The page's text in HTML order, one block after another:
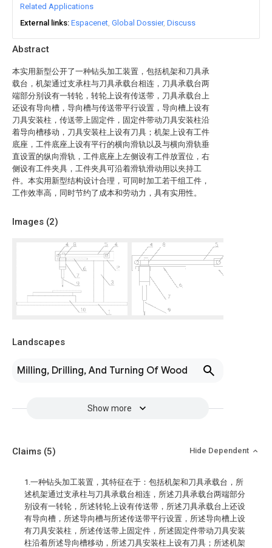
Abstract
本实用新型公开了一种钻头加工装置，包括机架和刀具承
载台，机架通过支承柱与刀具承载台相连，刀具承载台两
端部分别设有一转轮，转轮上设有传送带，刀具承载台上
还设有导向槽，导向槽与传送带平行设置，导向槽上设有
刀具安装柱，传送带上固定件，固定件带动刀具安装柱沿
着导向槽移动，刀具安装柱上设有刀具；机架上设有工件
底座，工件底座上设有平行的横向滑轨以及与横向滑轨垂
直设置的纵向滑轨，工件底座上左侧设有工件放置位，右
侧设有工件夹具，工件夹具可沿着滑轨滑动用以夹持工
件。本实用新型结构设计合理，可同时加工若干组工件，
工作效率高，同时节约了成本和劳动力，具有实用性。
Images (2)
Landscapes
Milling, Drilling, And Turning Of Wood
Show more
Related Applications
External links Espacenet Global Dossier Discuss
Claims (5) Hide Dependent
1.一种钻头加工装置，其特征在于：包括机架和刀具承载台，所
述机架通过支承柱与刀具承载台相连，所述刀具承载台两端部分
别设有一转轮，所述转轮上设有传送带，所述刀具承载台上还设
有导向槽，所述导向槽与所述传送带平行设置，所述导向槽上设
有刀具安装柱，所述传送带上固定件，所述固定件带动刀具安装
柱沿着所述导向槽移动，所述刀具安装柱上设有刀具；所述机架